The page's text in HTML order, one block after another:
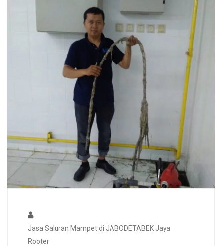
Jasa Saluran Mampet di JABODETABEK Jaya
Rooter